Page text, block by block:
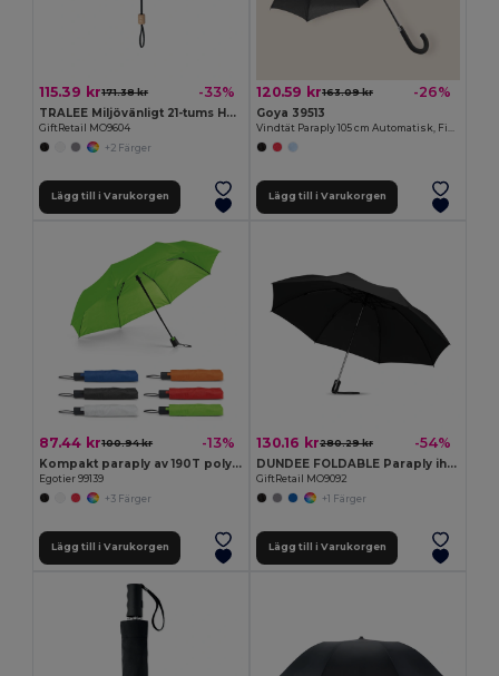
115.39 kr171.38 kr -33%
TRALEE Miljövänligt 21-tums Hopfällbart Paraply med Trähandtag
GiftRetail MO9604
+2 Färger
Lägg till i Varukorgen
120.59 kr163.09 kr -26%
Goya 39513
Lägg till i Varukorgen
87.44 kr100.94 kr -13%
Kompakt paraply av 190T polyester med automatisk öppning
Egotier 99139
+3 Färger
Lägg till i Varukorgen
130.16 kr280.29 kr -54%
DUNDEE FOLDABLE Paraply ihopfällbart 23 tum
GiftRetail MO9092
+1 Färger
Lägg till i Varukorgen